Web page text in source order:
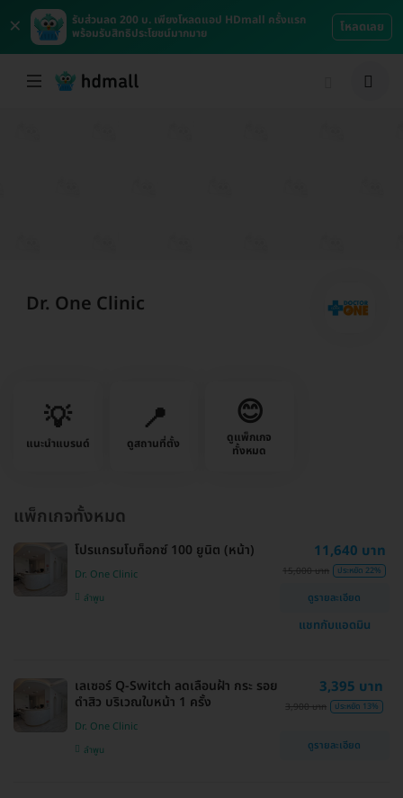
×
รับส่วนลด 200 บ. เพียงโหลดแอป HDmall ครั้งแรก
พร้อมรับสิทธิประโยชน์มากมาย
โหลดเลย
Dr. One Clinic
💡
แนะนำแบรนด์
📍
ดูสถานที่ตั้ง
😊
ดูแพ็กเกจ
ทั้งหมด
แพ็กเกจทั้งหมด
โปรแกรมโบท็อกซ์ 100 ยูนิต (หน้า)
Dr. One Clinic
ลำพูน
11,640 บาท
15,000 บาท ประหยัด 22%
ดูรายละเอียด
แชทกับแอดมิน
เลเซอร์ Q-Switch ลดเลือนฝ้า​ กระ​ รอย
ดำสิว บริเวณใบหน้า 1 ครั้ง
Dr. One Clinic
ลำพูน
3,395 บาท
3,900 บาท ประหยัด 13%
ดูรายละเอียด